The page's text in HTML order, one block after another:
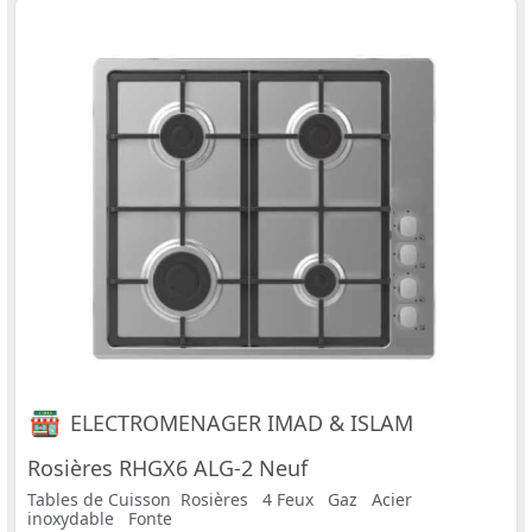
ELECTROMENAGER IMAD & ISLAM
Rosières RHGX6 ALG-2 Neuf
Tables de Cuisson Rosières 4 Feux Gaz Acier
inoxydable Fonte